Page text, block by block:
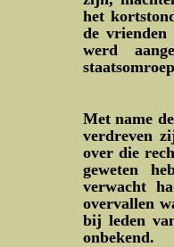
het
de vrienden
werd
Met name
verdreven
over die
geweten
verwacht
overvallen
bij leden
onbekend.